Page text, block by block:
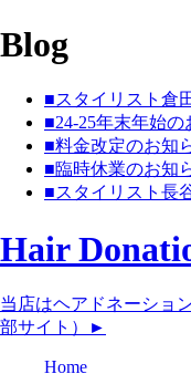
Blog
■スタイリスト倉
■24-25年末年始の
■料金改定のお知
■臨時休業のお知
■スタイリスト長
Hair
当店はヘアドネーショ
部サイト）►︎
Home